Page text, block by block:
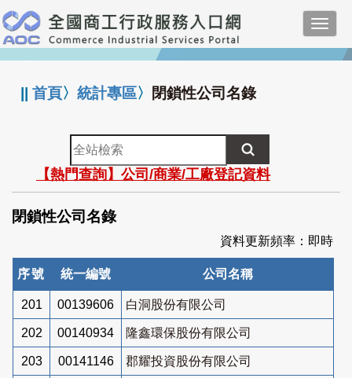
跳
到
主
要
:::
||首頁〉統計專區〉 閉鎖性公司名錄
全
站
檢
索
【熱門查詢】公司/商業/工廠登記資料
閉鎖性公司名錄
資料更新頻率：即時
序號 統一編號 公司名稱
201 00139606 白洞股份有限公司
202 00140934 隆鑫環保股份有限公司
203 00141146 郡耀投資股份有限公司